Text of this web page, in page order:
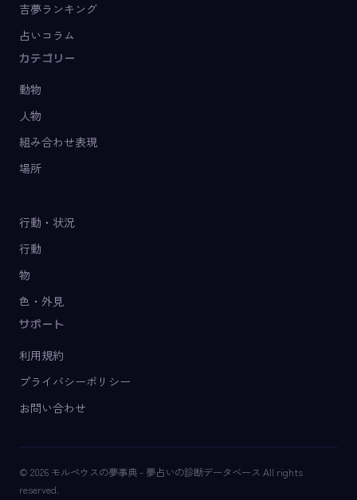
吉夢ランキング
占いコラム
カテゴリー
動物
人物
組み合わせ表現
場所
行動・状況
行動
物
色・外見
サポート
利用規約
プライバシーポリシー
お問い合わせ
© 2026 モルペウスの夢事典 - 夢占いの診断データベース All rights
reserved.